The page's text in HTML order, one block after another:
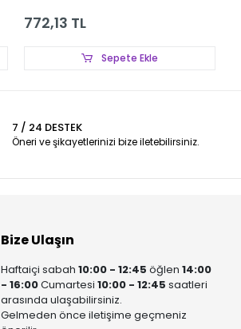
772,13 TL
Sepete Ekle
7 / 24 DESTEK
Öneri ve şikayetlerinizi bize iletebilirsiniz.
Bize Ulaşın
Haftaiçi sabah10:00 - 12:45öğlen14:00
- 16:00Cumartesi 10:00 - 12:45 saatleri
arasında ulaşabilirsiniz.
Gelmeden önce iletişime geçmeniz